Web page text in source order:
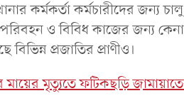
কর্মকর্তা কর্মচারীদের জন্য
পরিবহন ও বিবিধ কাজের জন্য
প্রজাতির প্রাণীও।
মৃত্যুতে ফটিকছড়ি